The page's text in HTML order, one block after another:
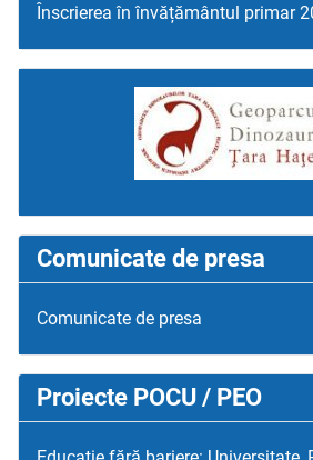
Înscrierea în învățământul primar
Comunicate de presa
Comunicate de presa
Proiecte POCU / PEO